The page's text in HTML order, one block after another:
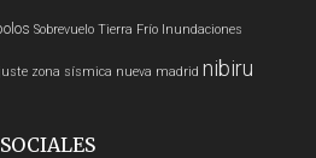
Sobrevuelo Tierra Frío Inundaciones
zona sísmica nueva madrid nibiru